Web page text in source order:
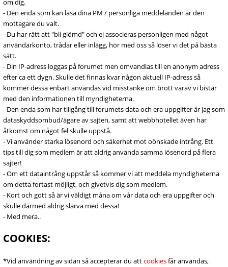
om dig.
- Den enda som kan läsa dina PM / personliga meddelanden är den
mottagare du valt.
- Du har rätt att "bli glömd" och ej associeras personligen med något
användarkonto, trådar eller inlägg, hör med oss så löser vi det på bästa
sätt.
- Din IP-adress loggas på forumet men omvandlas till en anonym adress
efter ca ett dygn. Skulle det finnas kvar någon aktuell IP-adress så
kommer dessa enbart användas vid misstanke om brott varav vi bistår
med den informationen till myndigheterna.
- Den enda som har tillgång till forumets data och era uppgifter är jag som
dataskyddsombud/ägare av sajten, samt att webbhotellet även har
åtkomst om något fel skulle uppstå.
- Vi använder starka lösenord och säkerhet mot oönskade intrång. Ett
tips till dig som medlem är att aldrig använda samma lösenord på flera
sajter!
- Om ett dataintrång uppstår så kommer vi att meddela myndigheterna
om detta fortast möjligt, och givetvis dig som medlem.
- Kort och gott så är vi väldigt måna om vår data och era uppgifter och
skulle därmed aldrig slarva med dessa!
- Med mera..
COOKIES:
*Vid användning av sidan så accepterar du attcookiesfår användas,